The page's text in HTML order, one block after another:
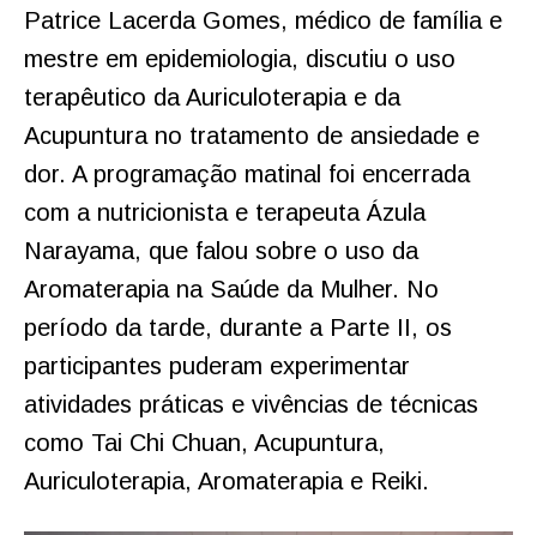
Patrice Lacerda Gomes, médico de família e
mestre em epidemiologia, discutiu o uso
terapêutico da Auriculoterapia e da
Acupuntura no tratamento de ansiedade e
dor. A programação matinal foi encerrada
com a nutricionista e terapeuta Ázula
Narayama, que falou sobre o uso da
Aromaterapia na Saúde da Mulher. No
período da tarde, durante a Parte II, os
participantes puderam experimentar
atividades práticas e vivências de técnicas
como Tai Chi Chuan, Acupuntura,
Auriculoterapia, Aromaterapia e Reiki.